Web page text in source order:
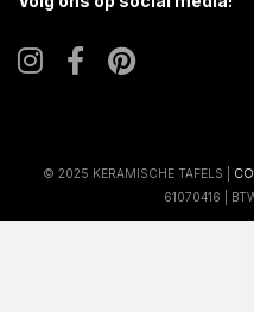
© 2025 KERAMISCHE TAFELS |
61070416 |